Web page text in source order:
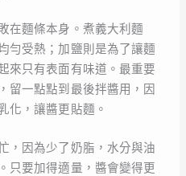
在麵條本身。煮義大利麵
勻受熱；加鹽則是為了讓麵
來只有表面有味道。最重要
留一點點到最後拌醬用，因
化，讓醬更貼麵。
，因為少了奶脂，水分與油
只要加得適量，醬會變得更